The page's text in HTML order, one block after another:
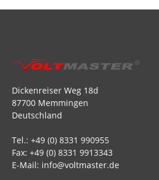
Dickenreiser Weg 18d
87700 Memmingen
Deutschland
Tel.: +49 (0) 8331 990955
Fax: +49 (0) 8331 9913343
E-Mail: info@voltmaster.de